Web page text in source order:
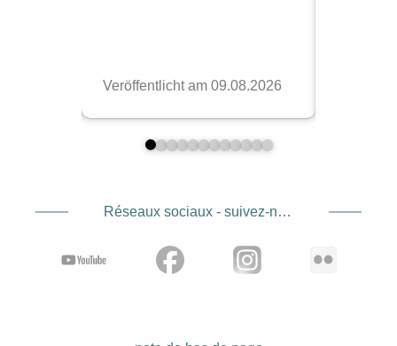
Réseaux sociaux - suivez-nous